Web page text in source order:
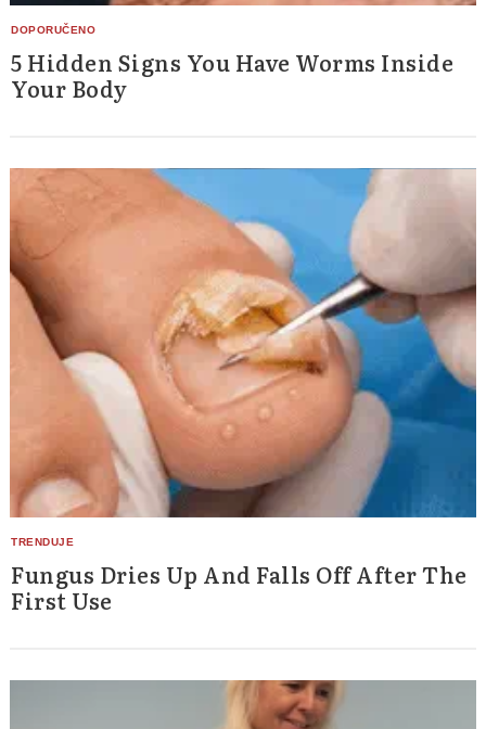
5 Hidden Signs You Have Worms Inside
Your Body
Fungus Dries Up And Falls Off After The
First Use
for: